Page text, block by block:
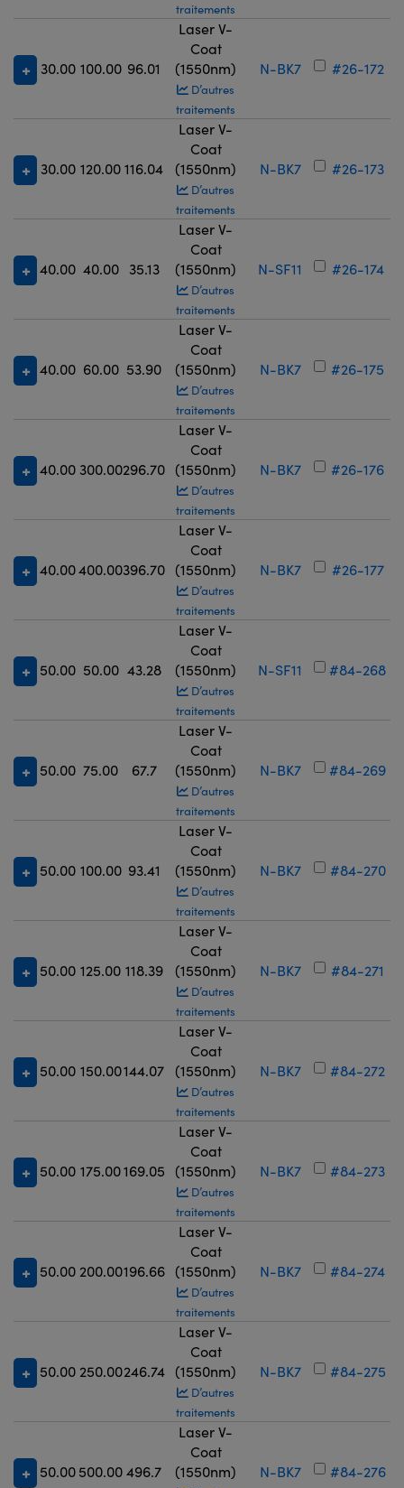
traitements
30.00 100.00 96.01
Laser V-
Coat
(1550nm)
D’autres
traitements
N-BK7 #26-172
30.00 120.00116.04
Laser V-
Coat
(1550nm)
D’autres
traitements
N-BK7 #26-173
40.00 40.00 35.13
Laser V-
Coat
(1550nm)
D’autres
traitements
N-SF11 #26-174
40.00 60.00 53.90
Laser V-
Coat
(1550nm)
D’autres
traitements
N-BK7 #26-175
40.00 300.00296.70
Laser V-
Coat
(1550nm)
D’autres
traitements
N-BK7 #26-176
40.00400.00396.70
Laser V-
Coat
(1550nm)
D’autres
traitements
N-BK7 #26-177
50.00 50.00 43.28
Laser V-
Coat
(1550nm)
D’autres
traitements
N-SF11 #84-268
50.00 75.00 67.7
Laser V-
Coat
(1550nm)
D’autres
traitements
N-BK7 #84-269
50.00 100.00 93.41
Laser V-
Coat
(1550nm)
D’autres
traitements
N-BK7 #84-270
50.00 125.00 118.39
Laser V-
Coat
(1550nm)
D’autres
traitements
N-BK7 #84-271
50.00 150.00144.07
Laser V-
Coat
(1550nm)
D’autres
traitements
N-BK7 #84-272
50.00 175.00169.05
Laser V-
Coat
(1550nm)
D’autres
traitements
N-BK7 #84-273
50.00 200.00196.66
Laser V-
Coat
(1550nm)
D’autres
traitements
N-BK7 #84-274
50.00 250.00246.74
Laser V-
Coat
(1550nm)
D’autres
traitements
N-BK7 #84-275
50.00500.00496.7
Laser V-
Coat
(1550nm)
N-BK7 #84-276